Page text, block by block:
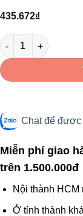
435.672₫
Đèn led âm trần
Chat để được
Miễn phí giao
trên 1.500.000đ
Nội thành HCM
Ở tỉnh thành